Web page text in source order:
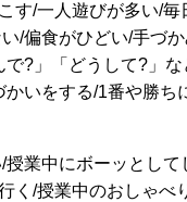
す/一人遊びが多い/
/偏食がひどい/手づ
?」「どうして?」
いをする/1番や勝ち
業中にボーッとし
く/授業中のおしゃ